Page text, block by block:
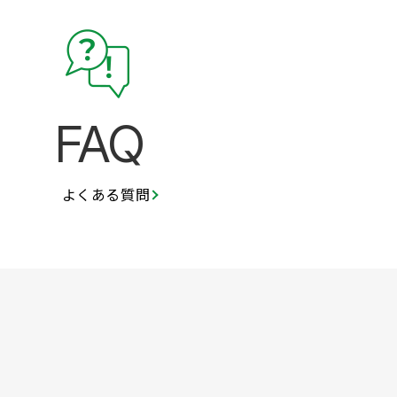
FAQ
よくある質問